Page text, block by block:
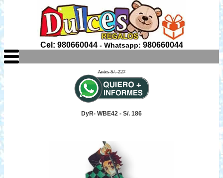
Cel: 980660044- Whatsapp: 980660044
Antes S/. 227
DyR- WBE42 - S/. 186